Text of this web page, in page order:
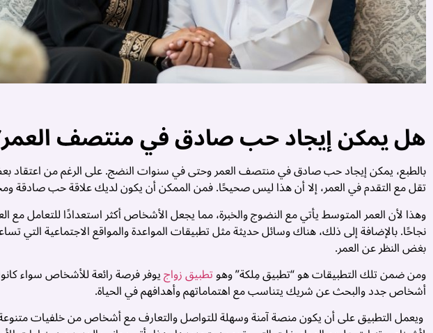
هل يمكن إيجاد حب صادق في منتصف
بالطبع، يمكن إيجاد حب صادق في منتصف العمر وحتى في سنوات النضج. على الرغم من
تقل مع التقدم في العمر، إلا أن هذا ليس صحيحًا. فمن الممكن أن يكون لديك علاقة حب صادقة
وهذا لأن العمر المتوسط يأتي مع النضوج والخبرة، مما يجعل الأشخاص أكثر استعدادًا للتعامل مع
نجاحًا. بالإضافة إلى ذلك، هناك وسائل حديثة مثل تطبيقات المواعدة والمواقع الاجتماعية
بغض النظر عن العمر.
ومن ضمن تلك التطبيقات هو “تطبيق مِلكة” وهوتطبيق زواجيوفر فرصة رائعة للأشخاص سواء
أشخاص جدد والبحث عن شريك يتناسب مع اهتماماتهم وأهدافهم في الحياة.
ويعمل التطبيق على أن يكون منصة آمنة وسهلة للتواصل والتعارف مع أشخاص من خلفيات